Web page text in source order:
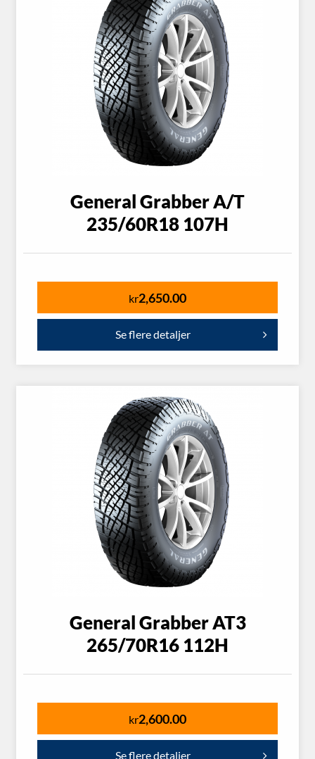
General Grabber A/T
235/60R18 107H
kr2,650.00
Se flere detaljer
General Grabber AT3
265/70R16 112H
kr2,600.00
Se flere detaljer